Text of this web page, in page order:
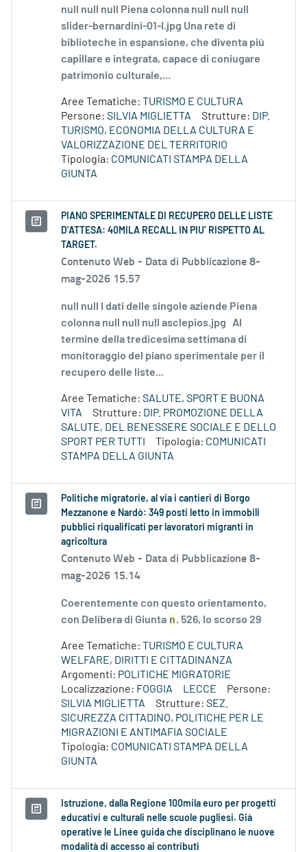
null null null Piena colonna null null null
slider-bernardini-01-l.jpg Una rete di
biblioteche in espansione, che diventa più
capillare e integrata, capace di coniugare
patrimonio culturale,...
Aree Tematiche: TURISMO E CULTURA
Persone: SILVIA MIGLIETTA Strutture: DIP.
TURISMO, ECONOMIA DELLA CULTURA E
VALORIZZAZIONE DEL TERRITORIO
Tipologia: COMUNICATI STAMPA DELLA
GIUNTA
PIANO SPERIMENTALE DI RECUPERO DELLE LISTE
D’ATTESA: 40MILA RECALL IN PIU’ RISPETTO AL
TARGET.
Contenuto Web - Data di Pubblicazione 8-
mag-2026 15.57
null null I dati delle singole aziende Piena
colonna null null null asclepios.jpg Al
termine della tredicesima settimana di
monitoraggio del piano sperimentale per il
recupero delle liste...
Aree Tematiche: SALUTE, SPORT E BUONA
VITA
Strutture: DIP. PROMOZIONE DELLA
SALUTE, DEL BENESSERE SOCIALE E DELLO
SPORT PER TUTTI
Tipologia: COMUNICATI
STAMPA DELLA GIUNTA
Politiche migratorie, al via i cantieri di Borgo
Mezzanone e Nardò: 349 posti letto in immobili
pubblici riqualificati per lavoratori migranti in
agricoltura
Contenuto Web - Data di Pubblicazione 8-
mag-2026 15.14
Coerentemente con questo orientamento,
con Delibera di Giunta n. 526, lo scorso 29
Aree Tematiche: TURISMO E CULTURA
WELFARE, DIRITTI E CITTADINANZA
Argomenti: POLITICHE MIGRATORIE
Localizzazione: FOGGIA LECCE
Persone:
SILVIA MIGLIETTA
Strutture: SEZ.
SICUREZZA CITTADINO, POLITICHE PER LE
MIGRAZIONI E ANTIMAFIA SOCIALE
Tipologia: COMUNICATI STAMPA DELLA
GIUNTA
Istruzione, dalla Regione 100mila euro per progetti
educativi e culturali nelle scuole pugliesi. Già
operative le Linee guida che disciplinano le nuove
modalità di accesso ai contributi